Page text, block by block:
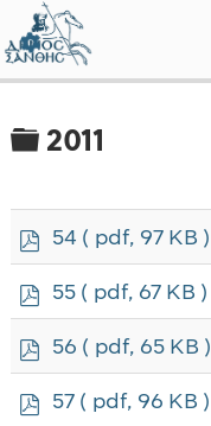
Φάκελος
2011
p54 ( pdf, 97 KB )
p55 ( pdf, 67 KB )
p56 ( pdf, 65 KB )
p57 ( pdf, 96 KB )